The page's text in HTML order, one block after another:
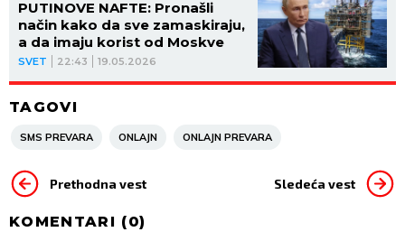
SVET 22:43 19.05.2026
PUTINOVE NAFTE: Pronašli
način kako da sve zamaskiraju,
a da imaju korist od Moskve
TAGOVI
SMS PREVARA ONLAJN ONLAJN PREVARA
Prethodna vest Sledeća vest
KOMENTARI (0)